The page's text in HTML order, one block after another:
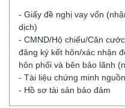
- Giấy đề nghị vay vốn
dịch)
- CMND/Hộ chiếu/Căn
đăng ký kết hôn/xác nhận
hôn phối và bên bảo lãnh
- Tài liệu chứng minh
- Hồ sơ tài sản bảo đảm